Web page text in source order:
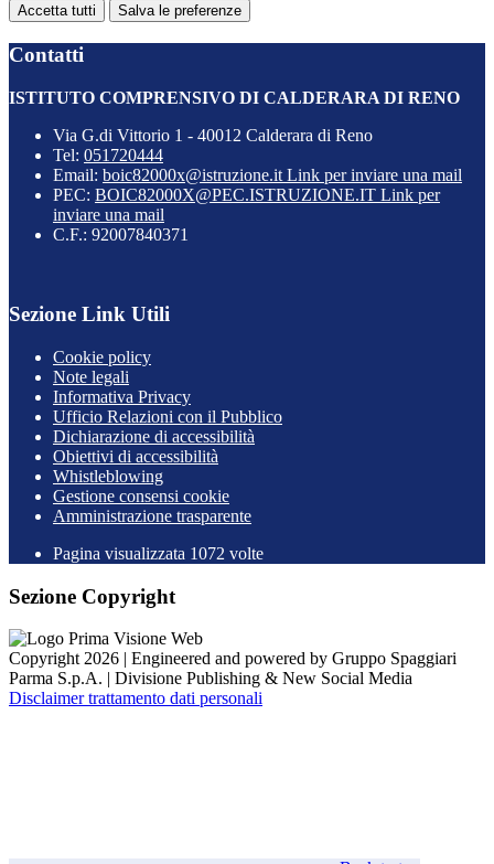
Accetta tutti Salva le preferenze
Contatti
ISTITUTO COMPRENSIVO DI CALDERARA DI RENO
Via G.di Vittorio 1 - 40012 Calderara di Reno
Tel: 051720444
Email: boic82000x@istruzione.it Link per inviare una mail
PEC: BOIC82000X@PEC.ISTRUZIONE.IT Link per
inviare una mail
C.F.: 92007840371
Sezione Link Utili
Cookie policy
Note legali
Informativa Privacy
Ufficio Relazioni con il Pubblico
Dichiarazione di accessibilità
Obiettivi di accessibilità
Whistleblowing
Gestione consensi cookie
Amministrazione trasparente
Pagina visualizzata 1072 volte
Sezione Copyright
Copyright 2026 | Engineered and powered by Gruppo Spaggiari
Parma S.p.A. | Divisione Publishing & New Social Media
Disclaimer trattamento dati personali